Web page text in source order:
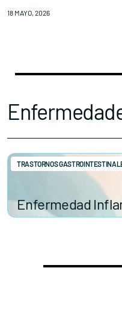
18 MAYO, 2026
Enfermedad
TRASTORNOS